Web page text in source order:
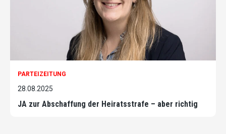
PARTEIZEITUNG
28.08.2025
JA zur Abschaffung der Heiratsstrafe – aber richtig